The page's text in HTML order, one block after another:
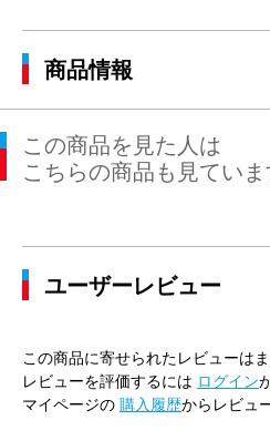
商品情報
この商品を見た人は
こちらの商品も見ていま
ユーザーレビュー
この商品に寄せられたレビューはま
レビューを評価するには ログイン
マイページの 購入履歴からレビュ